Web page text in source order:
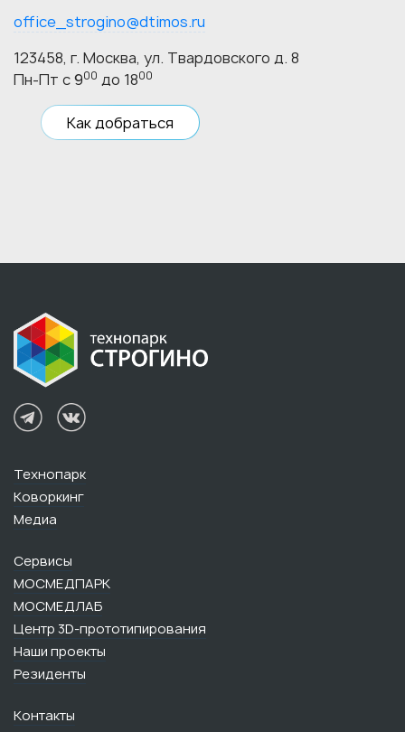
office_strogino@dtimos.ru
123458, г. Москва, ул. Твардовского д. 8
Пн-Пт с 900 до 1800
Как добраться
Технопарк
Коворкинг
Медиа
Сервисы
МОСМЕДПАРК
МОСМЕДЛАБ
Центр 3D-прототипирования
Наши проекты
Резиденты
Контакты